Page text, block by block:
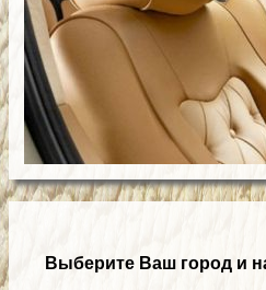
Выберите Ваш город и